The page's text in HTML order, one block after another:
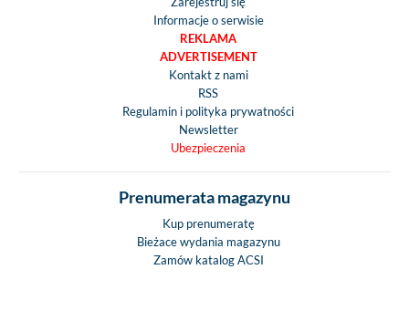
Informacje o serwisie
REKLAMA
ADVERTISEMENT
Kontakt z nami
RSS
Regulamin i polityka prywatności
Newsletter
Ubezpieczenia
Prenumerata magazynu
Kup prenumeratę
Bieżace wydania magazynu
Zamów katalog ACSI